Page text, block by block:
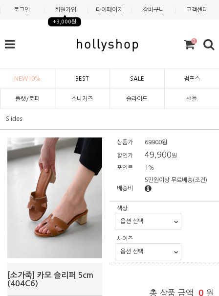
로그인 회원가입
+3,000원
마이페이지 장바구니 고객센터
0
NEW10% BEST SALE 펌프스
플랫/로퍼 스니커즈 슬라이드 샌들
Slides
[소가죽] 카모 슬리퍼 5cm
(404C6)
상품가 69900원
할인가 49,900원
포인트 1%
배송비
5만원이상 무료배송(조건)
색상
사이즈
총 상품 금액 0 원